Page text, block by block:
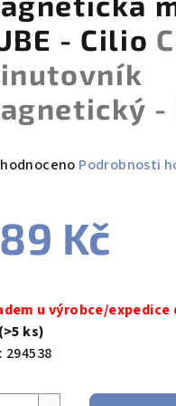
- Cilio
-
Podrobnosti
Kč
u výrobce/expedice
(>5 ks)
294538